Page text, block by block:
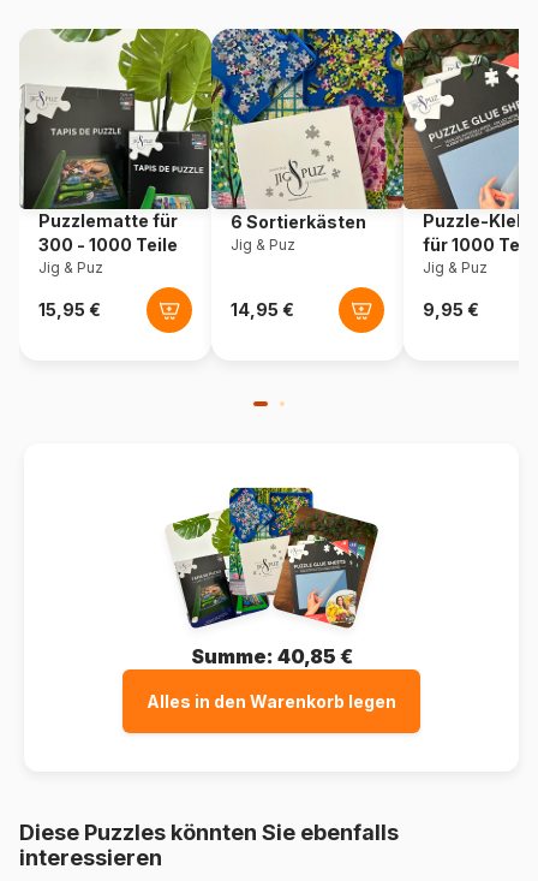
Artikelnummer Dino-50290
EAN 8590878502901
Teileanzahl 500 Teile
Maße 47 x 33 cm
Puzzlematte für
300 - 1000 Teile
Jig & Puz
6 Sortierkästen
Jig & Puz
Puzzle-
für 1000
Jig & Puz
Summe: 40,85 €
Alles in den Warenkorb legen
Diese Puzzles könnten Sie ebenfalls
interessieren